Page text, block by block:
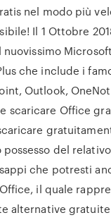
nel modo più
Il 1 Ottobre
nuovissimo
che include i
Outlook,
scaricare Office
del
che potresti
il quale
alternative